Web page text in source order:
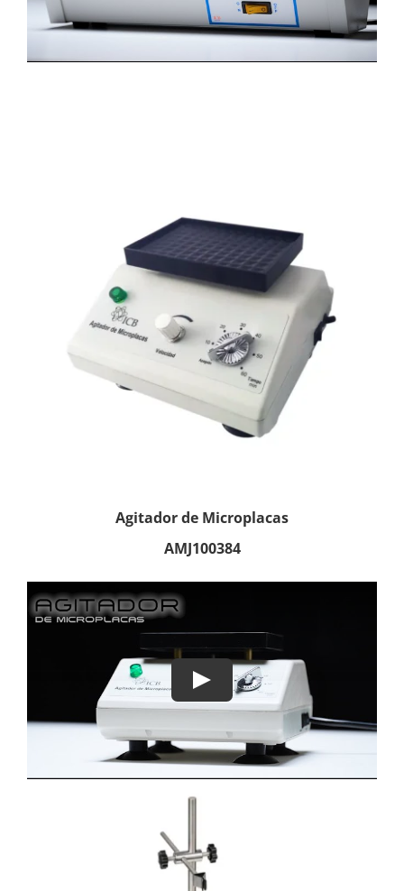
Agitador de Microplacas
AMJ100384